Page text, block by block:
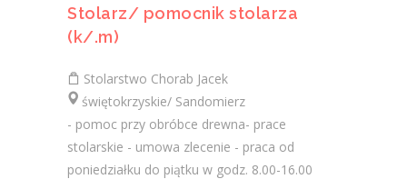
Stolarz/ pomocnik stolarza
(k/.m)
Stolarstwo Chorab Jacek
świętokrzyskie/ Sandomierz
- pomoc przy obróbce drewna- prace
stolarskie - umowa zlecenie - praca od
poniedziałku do piątku w godz. 8.00-16.00